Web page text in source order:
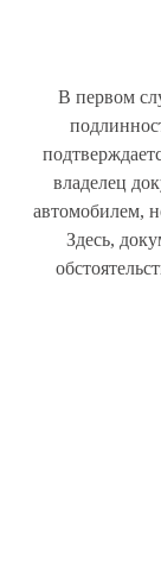
В первом
владелец
автомобилем,
Здесь,